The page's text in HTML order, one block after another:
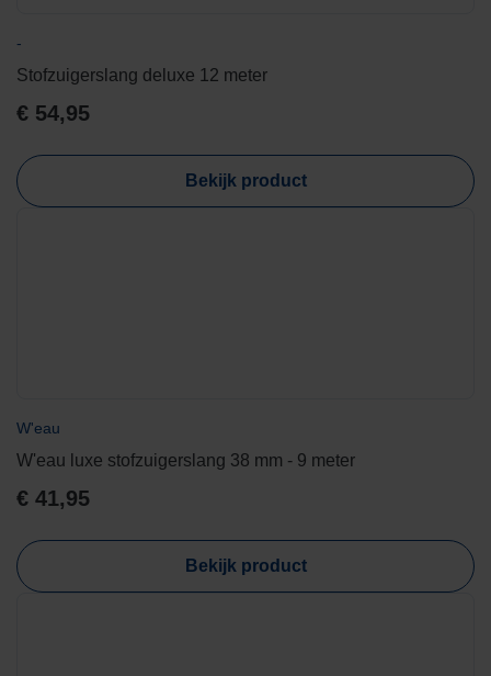
-
Stofzuigerslang deluxe 12 meter
€ 54,95
Bekijk product
W'eau
W'eau luxe stofzuigerslang 38 mm - 9 meter
€ 41,95
Bekijk product